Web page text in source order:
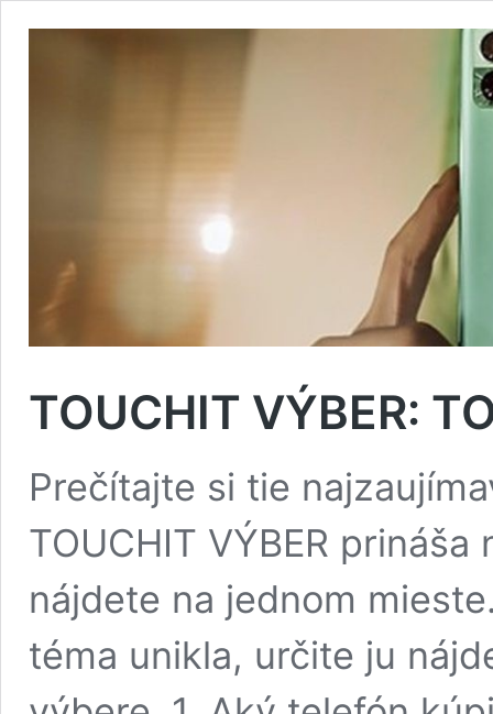
TOUCHIT VÝBER:
Prečítajte si tie
TOUCHIT VÝBER
nájdete na jednom
téma unikla, určite ju